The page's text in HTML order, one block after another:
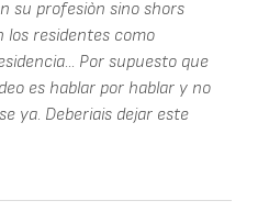
su profesiòn sino shors
los residentes como
Por supuesto que
es hablar por hablar y no
ya. Deberiais dejar este